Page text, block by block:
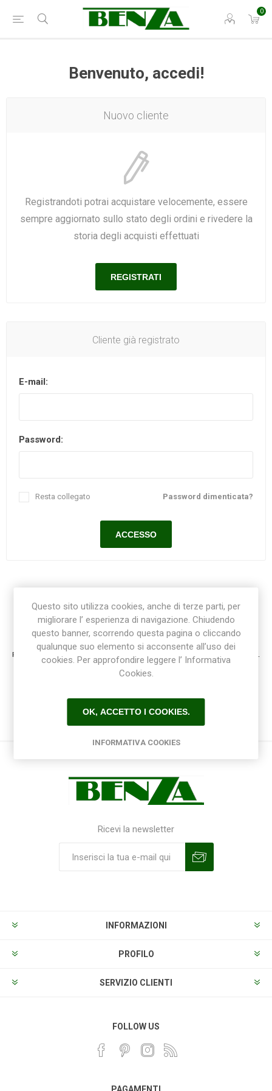
0
Benvenuto, accedi!
Nuovo cliente
Registrandoti potrai acquistare velocemente, essere
sempre aggiornato sullo stato degli ordini e rivedere la
storia degli acquisti effettuati
Cliente già registrato
E-mail:
Password:
Password dimenticata?
Resta collegato
Registrazione / Login
Registrati e accedi al sito per ottenere l'esperienza migliore e ottenere tutti i vantaggi.
Ricevi la newsletter
INFORMAZIONI
PROFILO
SERVIZIO CLIENTI
FOLLOW US
Questo sito utilizza cookies, anche di terze parti, per
migliorare l’ esperienza di navigazione. Chiudendo
questo banner, scorrendo questa pagina o cliccando
qualunque suo elemento si acconsente all’uso dei
cookies. Per approfondire leggere l’ Informativa
Cookies.
OK, ACCETTO I COOKIES.
INFORMATIVA COOKIES